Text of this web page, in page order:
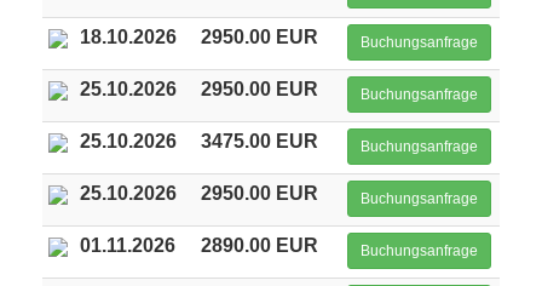
18.10.2026 2950.00 EUR Buchungsanfrage
25.10.2026 2950.00 EUR Buchungsanfrage
25.10.2026 3475.00 EUR Buchungsanfrage
25.10.2026 2950.00 EUR Buchungsanfrage
01.11.2026 2890.00 EUR Buchungsanfrage